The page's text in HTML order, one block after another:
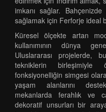
imkanı sağlar.
sağlamak için Ferforje ideal
Küresel ölçekte artan
kullanımının dünya
Uluslararası projelerde,
tekniklerin
fonksiyonelliğin simgesi
yaşam alanlarını
mekanlarda ferahlık ve
dekoratif unsurları bir